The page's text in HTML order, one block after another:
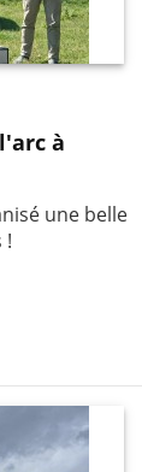
à
une belle
!